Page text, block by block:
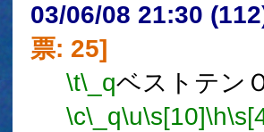
03/06/08 21:30
票: 25]
\t\_qベストテン
\c\_q\u\s[10]\h